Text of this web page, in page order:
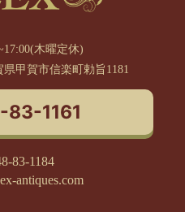
木曜定休)
県甲賀市信楽町勅旨1181
1161
83-1184
antiques.com